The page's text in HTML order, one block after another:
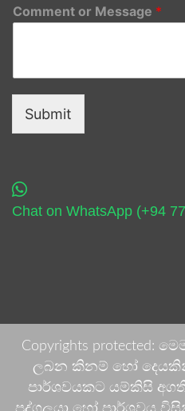
Comment or Message *
Submit
Chat on WhatsApp (+94
Copyrights protected:
ලබන කිනම් හෝ
පාර්ශවයකට යම්කිසි